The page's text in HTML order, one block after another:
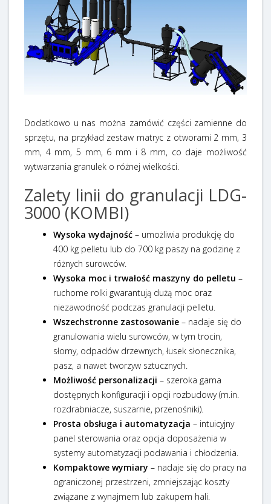
Dodatkowo u nas można zamówić części zamienne do
sprzętu, na przykład zestaw matryc z otworami 2 mm, 3
mm, 4 mm, 5 mm, 6 mm i 8 mm, co daje możliwość
wytwarzania granulek o różnej wielkości.
Zalety linii do granulacji LDG-
3000 (KOMBI)
Wysoka wydajność – umożliwia produkcję do
400 kg pelletu lub do 700 kg paszy na godzinę z
różnych surowców.
Wysoka moc i trwałość maszyny do pelletu –
ruchome rolki gwarantują dużą moc oraz
niezawodność podczas granulacji pelletu.
Wszechstronne zastosowanie – nadaje się do
granulowania wielu surowców, w tym trocin,
słomy, odpadów drzewnych, łusek słonecznika,
pasz, a nawet tworzyw sztucznych.
Możliwość personalizacji – szeroka gama
dostępnych konfiguracji i opcji rozbudowy (m.in.
rozdrabniacze, suszarnie, przenośniki).
Prosta obsługa i automatyzacja – intuicyjny
panel sterowania oraz opcja doposażenia w
systemy automatyzacji podawania i chłodzenia.
Kompaktowe wymiary – nadaje się do pracy na
ograniczonej przestrzeni, zmniejszając koszty
związane z wynajmem lub zakupem hali.